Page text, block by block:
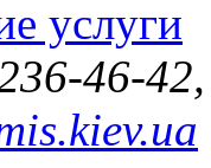
услуги
46-